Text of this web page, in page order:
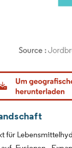
Wiederverwendung
für